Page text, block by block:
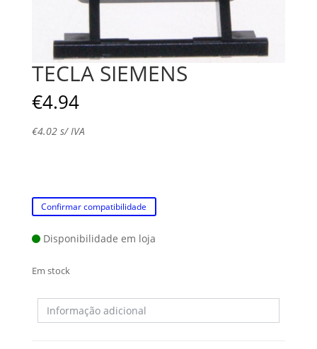
TECLA SIEMENS
€4.94
€4.02s/ IVA
Confirmar compatibilidade
Disponibilidade em loja
Em stock